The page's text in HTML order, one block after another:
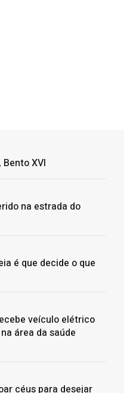
XVI
na estrada do
é que decide o que
veículo elétrico
área da saúde
céus para desejar